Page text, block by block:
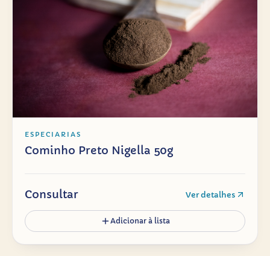
ESPECIARIAS
Cominho Preto Nigella 50g
Consultar Ver detalhes
Adicionar à lista